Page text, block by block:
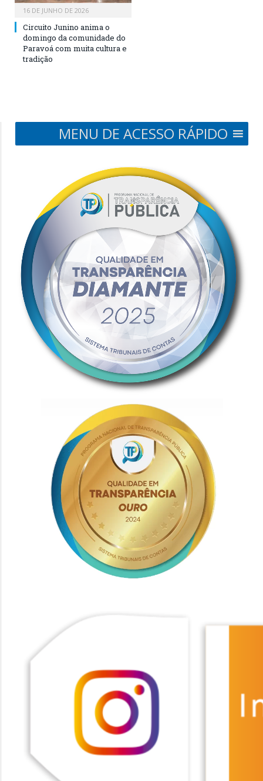
16 DE JUNHO DE 2026
Circuito Junino anima o
domingo da comunidade do
Paravoá com muita cultura e
tradição
MENU DE ACESSO RÁPIDO